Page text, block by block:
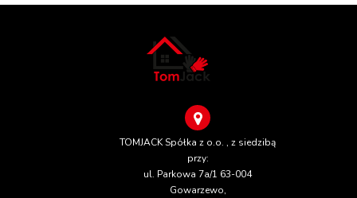
TOMJACK Spółka z o.o. , z siedzibą
przy:
ul. Parkowa 7a/1 63-004
Gowarzewo,